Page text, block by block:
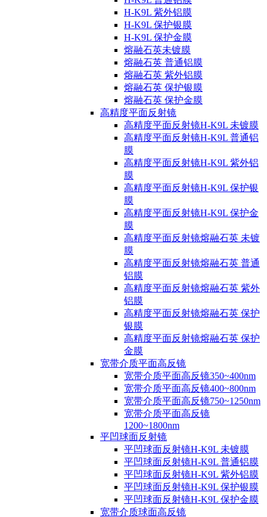
H-K9L 紫外铝膜
H-K9L 保护银膜
H-K9L 保护金膜
熔融石英未镀膜
熔融石英 普通铝膜
熔融石英 紫外铝膜
熔融石英 保护银膜
熔融石英 保护金膜
高精度平面反射镜
高精度平面反射镜H-K9L 未镀膜
高精度平面反射镜H-K9L 普通铝
膜
高精度平面反射镜H-K9L 紫外铝
膜
高精度平面反射镜H-K9L 保护银
膜
高精度平面反射镜H-K9L 保护金
膜
高精度平面反射镜熔融石英 未镀
膜
高精度平面反射镜熔融石英 普通
铝膜
高精度平面反射镜熔融石英 紫外
铝膜
高精度平面反射镜熔融石英 保护
银膜
高精度平面反射镜熔融石英 保护
金膜
宽带介质平面高反镜
宽带介质平面高反镜350~400nm
宽带介质平面高反镜400~800nm
宽带介质平面高反镜750~1250nm
宽带介质平面高反镜
1200~1800nm
平凹球面反射镜
平凹球面反射镜H-K9L 未镀膜
平凹球面反射镜H-K9L 普通铝膜
平凹球面反射镜H-K9L 紫外铝膜
平凹球面反射镜H-K9L 保护银膜
平凹球面反射镜H-K9L 保护金膜
宽带介质球面高反镜